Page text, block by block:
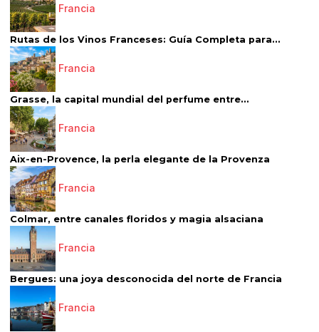
Francia
Rutas de los Vinos Franceses: Guía Completa para...
Francia
Grasse, la capital mundial del perfume entre...
Francia
Aix-en-Provence, la perla elegante de la Provenza
Francia
Colmar, entre canales floridos y magia alsaciana
Francia
Bergues: una joya desconocida del norte de Francia
Francia